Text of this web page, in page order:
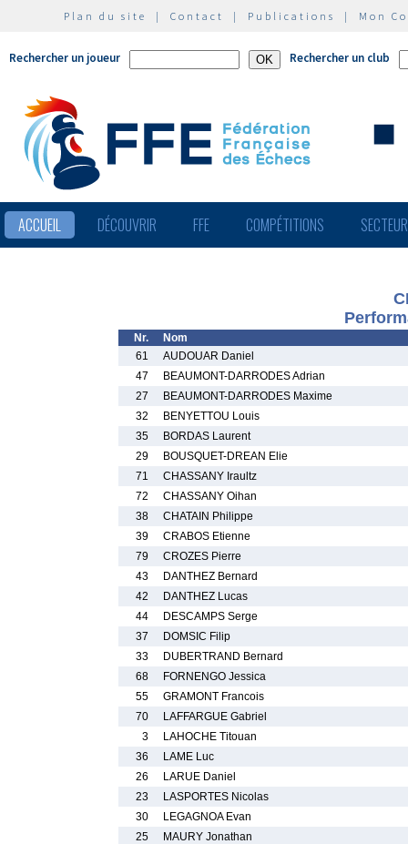
Plan du site | Contact | Publications | Mon
Rechercher un joueur Rechercher un club
ACCUEIL DÉCOUVRIR FFE COMPÉTITIONS
Nr.
Nom
61
AUDOUAR Daniel
47
BEAUMONT-DARRODES Adrian
27
BEAUMONT-DARRODES Maxime
32
BENYETTOU Louis
35
BORDAS Laurent
29
BOUSQUET-DREAN Elie
71
CHASSANY Iraultz
72
CHASSANY Oihan
38
CHATAIN Philippe
39
CRABOS Etienne
79
CROZES Pierre
43
DANTHEZ Bernard
42
DANTHEZ Lucas
44
DESCAMPS Serge
37
DOMSIC Filip
33
DUBERTRAND Bernard
68
FORNENGO Jessica
55
GRAMONT Francois
70
LAFFARGUE Gabriel
3
LAHOCHE Titouan
36
LAME Luc
26
LARUE Daniel
23
LASPORTES Nicolas
30
LEGAGNOA Evan
25
MAURY Jonathan